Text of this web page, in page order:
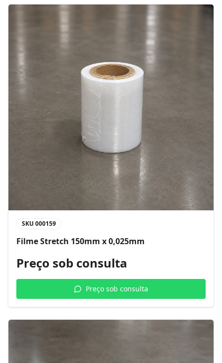
SKU 000159
Filme Stretch 150mm x 0,025mm
Preço sob consulta
Preço sob consulta